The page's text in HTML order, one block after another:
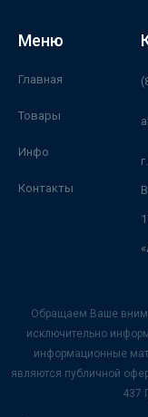
Меню
Главная
Товары
Инфо
Контакты
Обращаем Ваше
исключительно
информационные
являются публичной
437